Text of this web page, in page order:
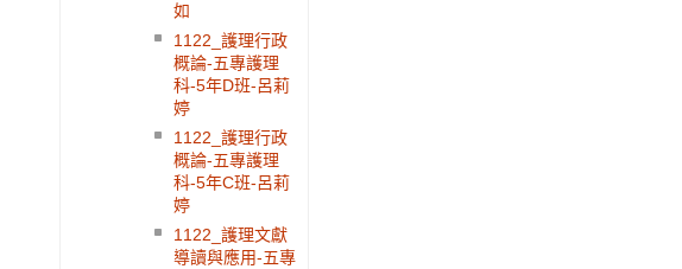
如
1122_護理行政
概論-五專護理
科-5年D班-呂莉
婷
1122_護理行政
概論-五專護理
科-5年C班-呂莉
婷
1122_護理文獻
導讀與應用-五專